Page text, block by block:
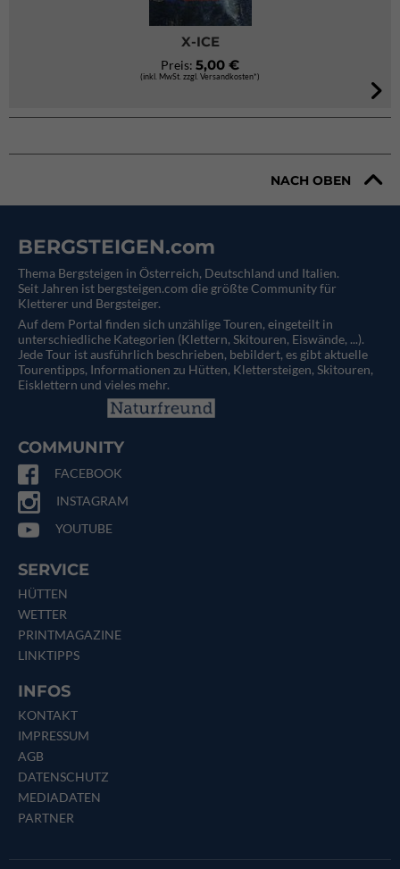
X-ICE
Preis: 5,00 €
(inkl. MwSt. zzgl. Versandkosten*)
NACH OBEN
BERGSTEIGEN.com
Thema Bergsteigen in Österreich, Deutschland und Italien.
Seit Jahren ist bergsteigen.com die größte Community für
Kletterer und Bergsteiger.
Auf dem Portal finden sich unzählige Touren, eingeteilt in
unterschiedliche Kategorien (Klettern, Skitouren, Eiswände, ...).
Jede Tour ist ausführlich beschrieben, bebildert, es gibt aktuelle
Tourentipps, Informationen zu Hütten, Klettersteigen, Skitouren,
Eisklettern und vieles mehr.
COMMUNITY
FACEBOOK
INSTAGRAM
YOUTUBE
SERVICE
HÜTTEN
WETTER
PRINTMAGAZINE
LINKTIPPS
INFOS
KONTAKT
IMPRESSUM
AGB
DATENSCHUTZ
MEDIADATEN
PARTNER